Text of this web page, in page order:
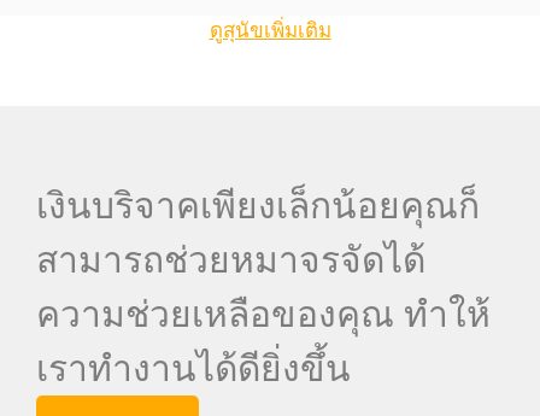
ดูสุนัขเพิ่มเติม
เงินบริจาคเพียงเล็กน้อยคุณก็
สามารถช่วยหมาจรจัดได้
ความช่วยเหลือของคุณ ทำให้
เราทำงานได้ดียิ่งขึ้น